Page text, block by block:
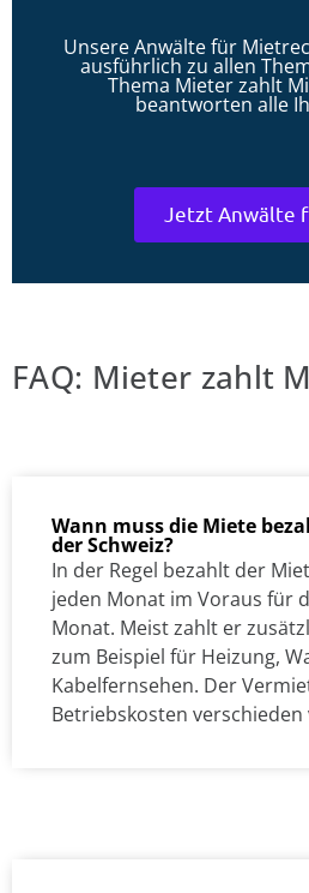
Unsere Anwälte für
ausführlich zu allen
Thema Mieter zahlt
beantworten alle
Jetzt Anwälte
FAQ: Mieter zahlt
Wann muss die Miete
der Schweiz?
In der Regel bezahlt der
jeden Monat im Voraus für
Monat. Meist zahlt er
zum Beispiel für Heizung,
Kabelfernsehen. Der
Betriebskosten